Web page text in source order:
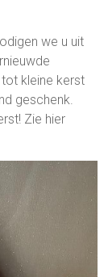
we u uit
kleine kerst
geschenk.
Zie hier